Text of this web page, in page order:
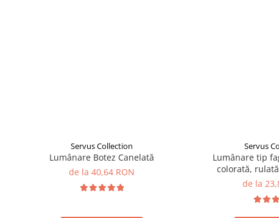
Servus Collection
Lumânare Botez Canelată
de la 40,64 RON
Servus
Lumânare tip
colorată,
de la